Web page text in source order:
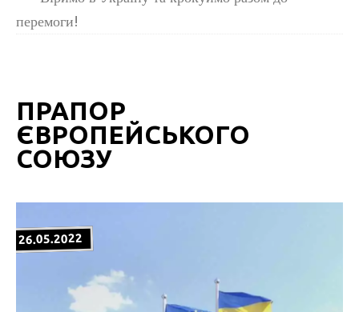
перемоги!
ПРАПОР
ЄВРОПЕЙСЬКОГО
СОЮЗУ
26.05.2022